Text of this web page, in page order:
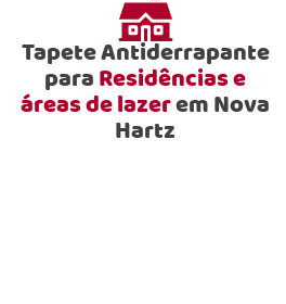
Tapete Antiderrapante
paraResidências e
áreas de lazerem Nova
Hartz